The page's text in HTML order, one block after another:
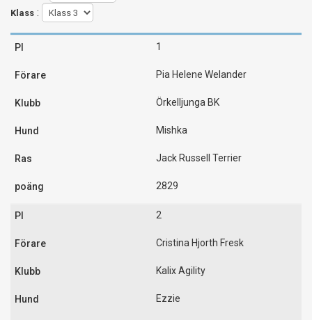
Klass :
1
Pia Helene Welander
Örkelljunga BK
Mishka
Jack Russell Terrier
2829
2
Cristina Hjorth Fresk
Kalix Agility
Ezzie